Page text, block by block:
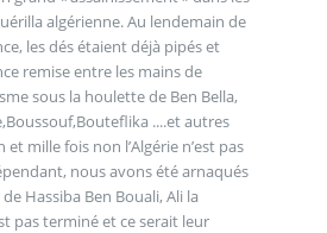
algérienne. Au lendemain de
les dés étaient déjà pipés et
remise entre les mains de
sous la houlette de Ben Bella,
....et autres
mille fois non l’Algérie n’est pas
nous avons été arnaqués
Hassiba Ben Bouali, Ali la
pas terminé et ce serait leur